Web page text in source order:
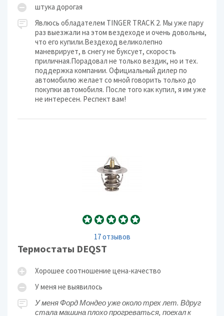
штука дорогая
Явлюсь обладателем TINGER TRACK 2. Мы уже пару
раз выезжали на этом вездеходе и очень довольны,
что его купили.Вездеход великолепно
маневрирует, в снегу не буксует, скорость
приличная.Порадовал не только вездик, но и тех.
поддержка компании. Официальный дилер по
автомобилю желает со мной говорить только до
покупки автомобиля. После того как купил, я им уже
не интересен. Респект вам!
17 отзывов
Термостаты DEQST
Хорошее соотношение цена-качество
У меня не выявилось
У меня Форд Мондео уже около трех лет. Вдруг
стала машина плохо прогреваться, поехал к